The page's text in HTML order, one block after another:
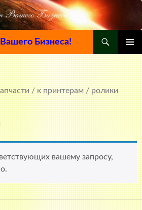
Бизнеса!
МЕНЮ
/к принтерам/ ролики
вашему запросу,